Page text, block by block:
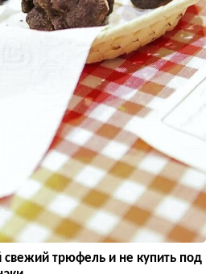
свежий трюфель и не купить под